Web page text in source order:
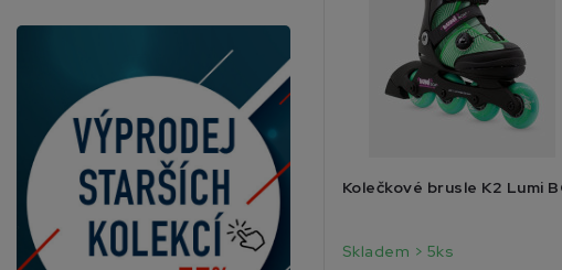
Kolečkové brusle K2 Lumi
Skladem > 5ks